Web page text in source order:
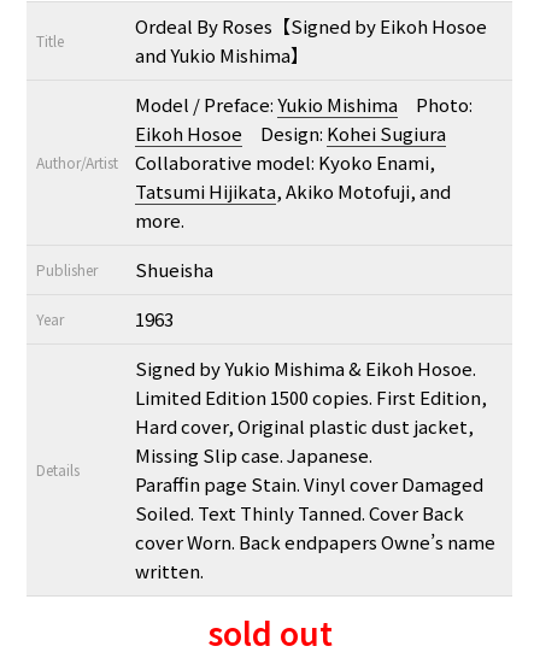
Title
Ordeal By Roses【Signed by Eikoh Hosoe
and Yukio Mishima】
Author/Artist
Model / Preface:Yukio Mishima Photo:
Eikoh Hosoe Design: Kohei Sugiura
Collaborative model: Kyoko Enami,
Tatsumi Hijikata, Akiko Motofuji, and
more.
Publisher Shueisha
Year 1963
Details
Signed by Yukio Mishima & Eikoh Hosoe.
Limited Edition 1500 copies. First Edition,
Hard cover, Original plastic dust jacket,
Missing Slip case. Japanese.
Paraffin page Stain. Vinyl cover Damaged
Soiled. Text Thinly Tanned. Cover Back
cover Worn. Back endpapers Owne’s name
written.
sold out